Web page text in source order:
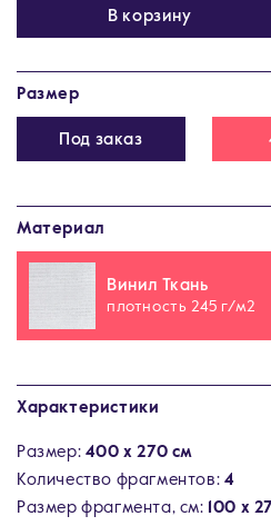
В корзину
Размер
Под заказ
Материал
Винил Ткань
плотность 245 г/м2
Характеристики
Размер: 400 х 270 см
Количество фрагментов: 4
Размер фрагмента, см: 100 х